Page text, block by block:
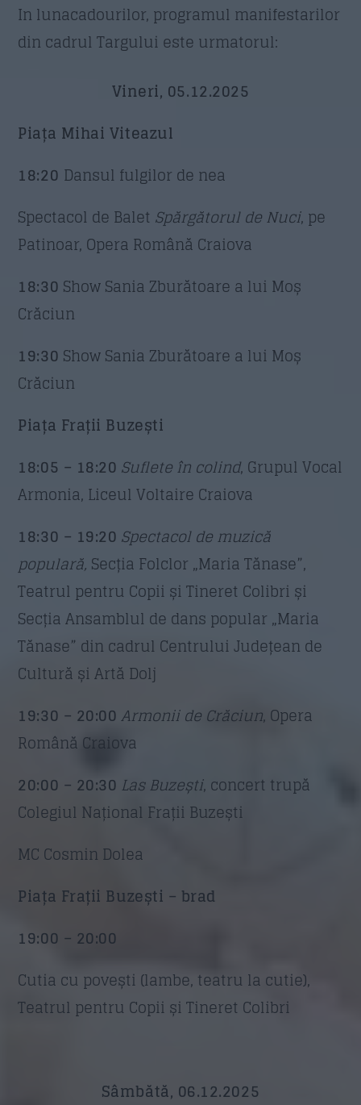
Trimite
In lunacadourilor, programul manifestarilor
din cadrul Targului este urmatorul:
Vineri, 05.12.2025
Piața Mihai Viteazul
18:20 Dansul fulgilor de nea
Spectacol de Balet Spărgătorul de Nuci, pe
Patinoar, Opera Română Craiova
18:30 Show Sania Zburătoare a lui Moș
Crăciun
19:30 Show Sania Zburătoare a lui Moș
Crăciun
Piața Frații Buzești
18:05 – 18:20 Suflete în colind, Grupul Vocal
Armonia, Liceul Voltaire Craiova
18:30 – 19:20 Spectacol de muzică
populară, Secția Folclor „Maria Tănase”,
Teatrul pentru Copii și Tineret Colibri și
Secția Ansamblul de dans popular „Maria
Tănase” din cadrul Centrului Județean de
Cultură și Artă Dolj
19:30 – 20:00 Armonii de Crăciun, Opera
Română Craiova
20:00 – 20:30 Las Buzești, concert trupă
Colegiul Național Frații Buzești
MC Cosmin Dolea
Piața Frații Buzești – brad
19:00 – 20:00
Cutia cu povești (lambe, teatru la cutie),
Teatrul pentru Copii și Tineret Colibri
Sâmbătă, 06.12.2025